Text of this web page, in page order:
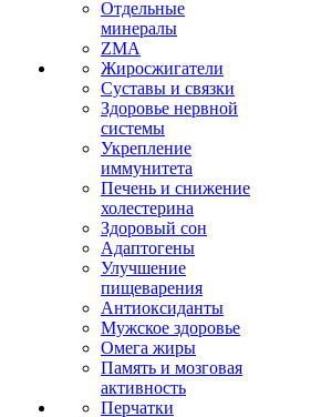
Отдельные
минералы
ZMA
Жиросжигатели
Суставы и связки
Здоровье нервной
системы
Укрепление
иммунитета
Печень и снижение
холестерина
Здоровый сон
Адаптогены
Улучшение
пищеварения
Антиоксиданты
Мужское здоровье
Омега жиры
Память и мозговая
активность
Перчатки